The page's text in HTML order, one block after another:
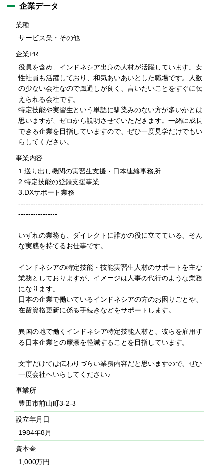
企業データ
業種
サービス業・その他
企業PR
役員を含め、インドネシア出身の人材が活躍しています。女
性社員も活躍しており、和気あいあいとした職場です。人数
の少ない会社なので風通しが良く、言いたいことをすぐに伝
えられる会社です。
特定技能や実習生という単語に馴染みのない方が多いかとは
思いますが、ゼロから説明させていただきます。一緒に成長
できる企業を目指していますので、ぜひ一度見学だけでもい
らしてください。
事業内容
1.送り出し機関の実習生支援・日本連絡事務所
2.特定技能の登録支援事業
3.DXサポート業務
----------------------------------------------------------------------------
----------------
いずれの業務も、ダイレクトに誰かの役に立てている、そん
な実感を持てるお仕事です。
インドネシアの特定技能・技能実習生人材のサポートを主な
業務としておりますが、イメージは人事の代行のような業務
になります。
日本の企業で働いているインドネシアの方のお困りごとや、
在留資格更新に係る手続きなどをサポートします。
異国の地で働くインドネシア特定技能人材と、彼らを雇用す
る日本企業との摩擦を軽減することを目指しています。
文字だけでは伝わりづらい業務内容だと思いますので、ぜひ
一度会社へいらしてください♪
事業所
豊田市前山町3-2-3
設立年月日
1984年8月
資本金
1,000万円